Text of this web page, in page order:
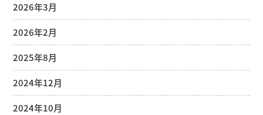
2026年3月
2026年2月
2025年8月
2024年12月
2024年10月